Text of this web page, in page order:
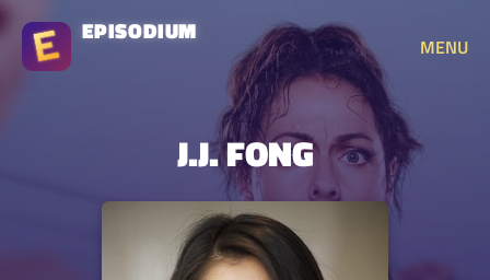
EPISODIUM
MENU
J.J. FONG